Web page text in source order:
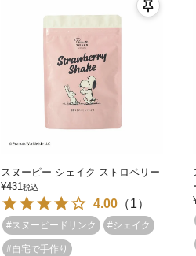
スヌーピー シェイク ストロベリー
¥431税込
4.00（1）
#スヌーピードリンク #シェイク
#自宅で手作り